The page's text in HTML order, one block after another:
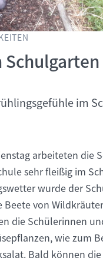
im
arbeiteten die
sehr fleißig im
wurde der
Beete von
die Schülerinnen
wie zum
Bald können